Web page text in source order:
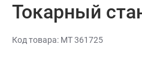
Токарный
Код товара: МТ 361725